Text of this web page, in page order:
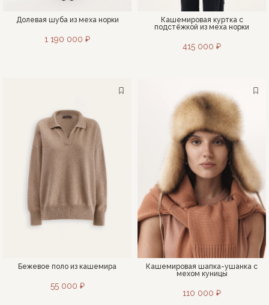
Долевая шуба из меха норки
1 190 000 ₽
Кашемировая куртка с
подстёжкой из меха норки
415 000 ₽
Бежевое поло из кашемира
55 000 ₽
Кашемировая шапка-ушанка с
мехом куницы
110 000 ₽